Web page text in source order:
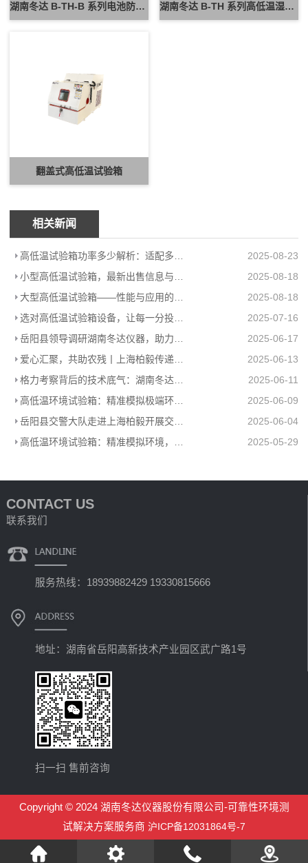
湖南冬达 B-TH-B 系列电池防爆试验箱 新能源电池高低温防爆测试设备 湖南冬达 B-TH 系列高低温湿热试验箱 可定制高低温循环可靠性测试设备
翻盖式高低温试验箱
相关新闻
2025-08-23
2025-08-18
2025-08-18
选对高低温试验箱设备，让每一分投入都值得
2025-07-16
2025-06-17
2025-06-13
格力考察背后的技术底气：湖南冬达高低温环境试验箱赋能工业检测
2025-06-11
高低温环境试验箱：精准模拟极端环境，助力产品品质升级
2025-06-09
2025-06-04
2025-05-29
CONTACT US
联系我们
服务热线：18939882429 19330815666
地址：湖南省岳阳高新技术产业园区武广路1号
扫一扫 售前咨询
Copyright © 2024 湖南冬达仪器股份有限公司-可靠性环境测
试解决方案服务商 沪ICP备12031864号-7